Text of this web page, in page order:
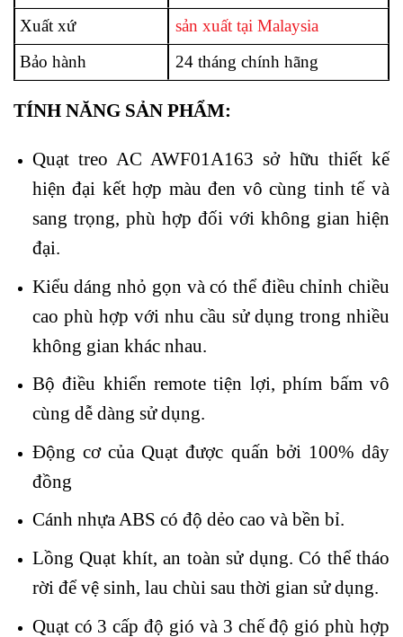
Xuất xứ
sản xuất tại Malaysia
Bảo hành
24 tháng chính hãng
TÍNH NĂNG SẢN PHẨM:
Quạt treo AC AWF01A163 sở hữu thiết kế
hiện đại kết hợp màu đen vô cùng tinh tế và
sang trọng, phù hợp đối với không gian hiện
đại.
Kiểu dáng nhỏ gọn và có thể điều chỉnh chiều
cao phù hợp với nhu cầu sử dụng trong nhiều
không gian khác nhau.
Bộ điều khiển remote tiện lợi, phím bấm vô
cùng dễ dàng sử dụng.
Động cơ của Quạt được quấn bởi 100% dây
đồng
Cánh nhựa ABS có độ dẻo cao và bền bỉ.
Lồng Quạt khít, an toàn sử dụng. Có thể tháo
rời để vệ sinh, lau chùi sau thời gian sử dụng.
Quạt có 3 cấp độ gió và 3 chế độ gió phù hợp